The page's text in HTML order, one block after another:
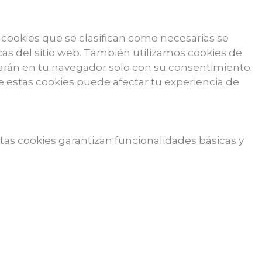
que se clasifican como necesarias se
del sitio web. También utilizamos cookies de
en tu navegador solo con su consentimiento.
cookies puede afectar tu experiencia de
cookies garantizan funcionalidades básicas y